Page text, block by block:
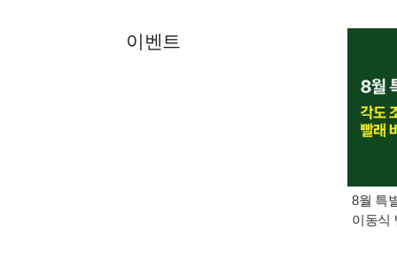
이벤트
8월 특
이동식